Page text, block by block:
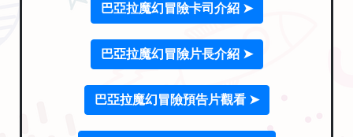
巴亞拉魔幻冒險卡司介紹 ➤
巴亞拉魔幻冒險片長介紹 ➤
巴亞拉魔幻冒險預告片觀看 ➤